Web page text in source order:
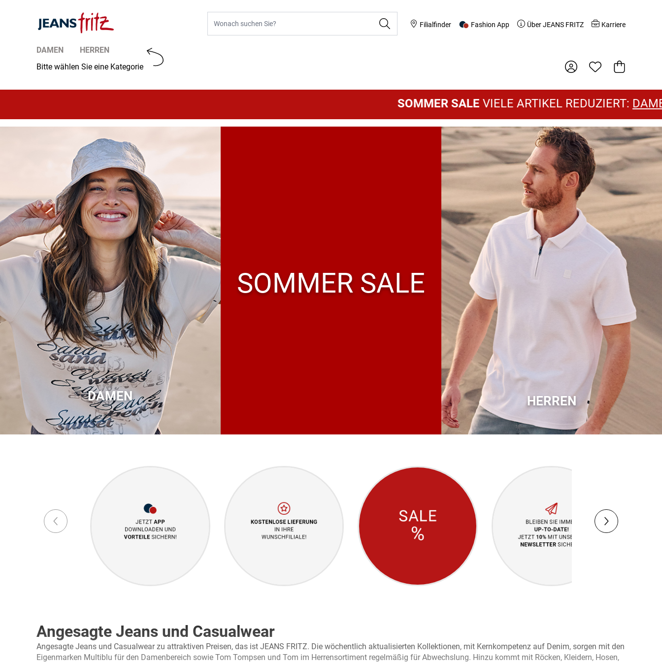
Filialfinder Fashion App Über JEANS FRITZ Karriere
DAMEN
HERREN
Bitte wählen Sie eine Kategorie
Warenkorb
SOMMER SALEVIELE ARTIKEL REDUZIERT:DAMEN
DAMEN
SOMMER SALE
HERREN
Angesagte Jeans und Casualwear
Angesagte Jeans und Casualwear zu attraktiven Preisen, das ist JEANS FRITZ. Die wöchentlich aktualisierten Kollektionen, mit Kernkompetenz auf Denim, sorgen mit den
Eigenmarken Multiblu für den Damenbereich sowie Tom Tompsen und Tom im Herrensortiment regelmäßig für Abwechslung. Hinzu kommt mit Röcken, Kleidern, Hosen,